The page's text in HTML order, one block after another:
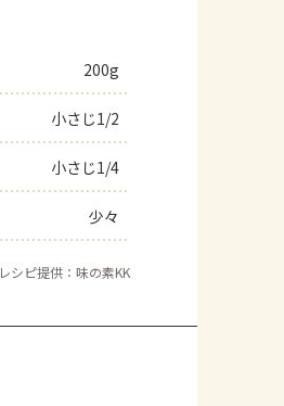
200g
小さじ1/2
小さじ1/4
少々
レシピ提供：味の素KK